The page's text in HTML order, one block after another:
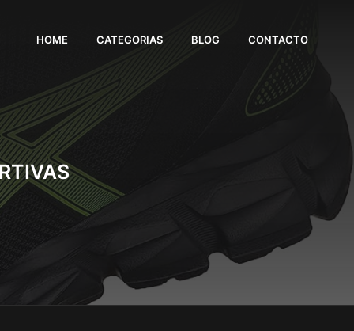
HOME CATEGORIAS BLOG CONTACTO